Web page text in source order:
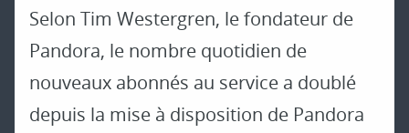
Selon Tim Westergren, le fondateur de
Pandora, le nombre quotidien de
nouveaux abonnés au service a doublé
depuis la mise à disposition de Pandora